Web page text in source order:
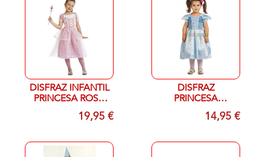
DISFRAZ INFANTIL
PRINCESA ROSA
CLARO T 7-9
AÑOS19,95 €
DISFRAZ
PRINCESA
LOBELLA T 3-4
AÑOS14,95 €